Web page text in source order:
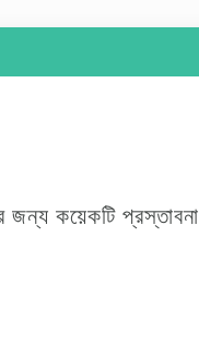
জন্য কয়েকটি প্রস্তাবনা